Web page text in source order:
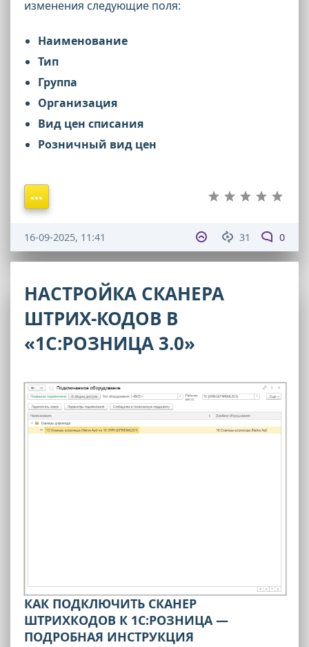
изменения следующие поля:
Наименование
Тип
Группа
Организация
Вид цен списания
Розничный вид цен
31 0
16-09-2025, 11:41
НАСТРОЙКА СКАНЕРА
ШТРИХ-КОДОВ В
«1С:РОЗНИЦА 3.0»
КАК ПОДКЛЮЧИТЬ СКАНЕР
ШТРИХКОДОВ К 1С:РОЗНИЦА —
ПОДРОБНАЯ ИНСТРУКЦИЯ